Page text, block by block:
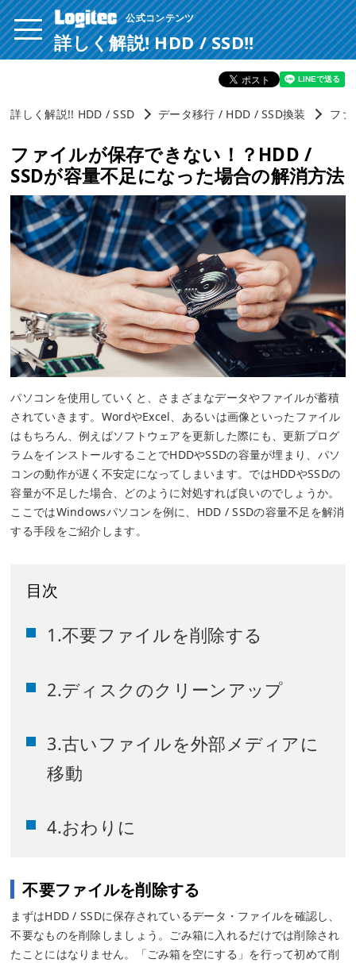
公式コンテンツ
詳しく解説! HDD / SSD!!
詳しく解説!! HDD / SSD データ移行 / HDD / SSD換装 ファ
ファイルが保存できない！？HDD /
SSDが容量不足になった場合の解消方法
パソコンを使用していくと、さまざまなデータやファイルが蓄積
されていきます。WordやExcel、あるいは画像といったファイル
はもちろん、例えばソフトウェアを更新した際にも、更新プログ
ラムをインストールすることでHDDやSSDの容量が埋まり、パソ
コンの動作が遅く不安定になってしまいます。ではHDDやSSDの
容量が不足した場合、どのように対処すれば良いのでしょうか。
ここではWindowsパソコンを例に、HDD / SSDの容量不足を解消
する手段をご紹介します。
目次
1.不要ファイルを削除する
2.ディスクのクリーンアップ
3.古いファイルを外部メディアに
移動
4.おわりに
不要ファイルを削除する
まずはHDD / SSDに保存されているデータ・ファイルを確認し、
不要なものを削除しましょう。ごみ箱に入れるだけでは削除され
たことにはなりません。「ごみ箱を空にする」を行って初めて削